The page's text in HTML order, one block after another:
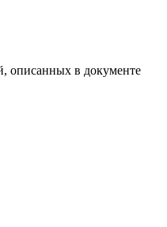
описанных в документе